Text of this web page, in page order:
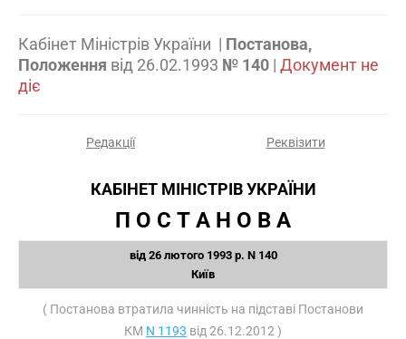
Кабінет Міністрів України | Постанова,
Положення від 26.02.1993 № 140 | Документ не
діє
Редакції Реквізити
КАБІНЕТ МІНІСТРІВ УКРАЇНИ
П О С Т А Н О В А
від 26 лютого 1993 р. N 140
Київ
( Постанова втратила чинність на підставі Постанови
КМ N 1193 від 26.12.2012 )